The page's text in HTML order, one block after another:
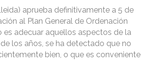
aprueba definitivamente a 5 de
al Plan General de Ordenación
es adecuar aquellos aspectos de la
los años, se ha detectado que no
bien, o que es conveniente